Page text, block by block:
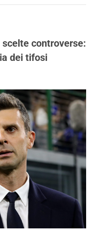
controverse:
dei tifosi